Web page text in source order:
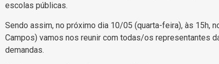
escolas públicas.
Sendo assim, no próximo dia 10/05 (quarta-feira), às 15h,
Campos) vamos nos reunir com todas/os representantes
demandas.